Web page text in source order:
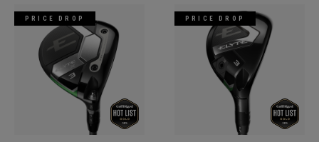
PRICE DROP PRICE DROP